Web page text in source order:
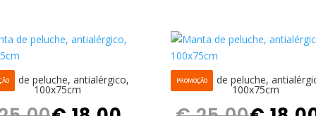
de peluche, antialérgico,
100x75cm
PROMOÇÃO
Manta de peluche,
100x75cm